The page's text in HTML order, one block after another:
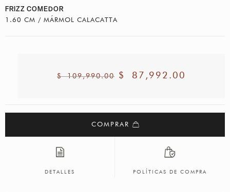
FRIZZ COMEDOR
1.60 CM / MÁRMOL CALACATTA
$109,990.00 $ 87,992.00
COMPRAR
DETALLES POLÍTICAS DE COMPRA